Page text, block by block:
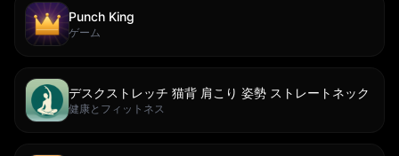
Punch King
ゲーム
デスクストレッチ 猫背 肩こり 姿勢 ストレートネック
健康とフィットネス